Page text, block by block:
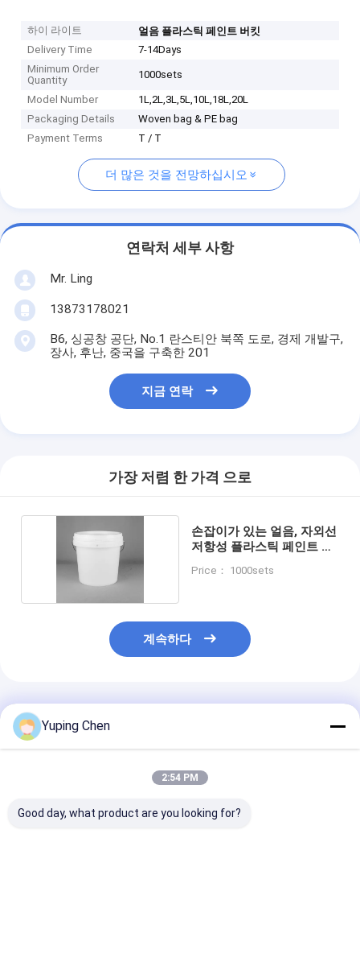
하이 라이트
얼음 플라스틱 페인트 버킷
Delivery Time
7-14Days
Minimum Order
Quantity
1000sets
Model Number
1L,2L,3L,5L,10L,18L,20L
Packaging Details
Woven bag & PE bag
Payment Terms
T / T
더 많은 것을 전망하십시오
연락처 세부 사항
Mr. Ling
13873178021
B6, 싱공창 공단, No.1 란스티안 북쪽 도로, 경제 개발구,
장사, 후난, 중국을 구축한 201
지금 연락
가장 저렴 한 가격 으로
손잡이가 있는 얼음, 자외선
저항성 플라스틱 페인트 버
Price： 1000sets
계속하다
추천된 제품
Yuping Chen
2:54 PM
Good day, what product are you looking for?